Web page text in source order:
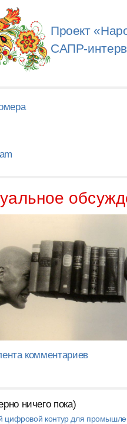
Проект
САПР-
комментариев
ничего пока)
цифровой контур для